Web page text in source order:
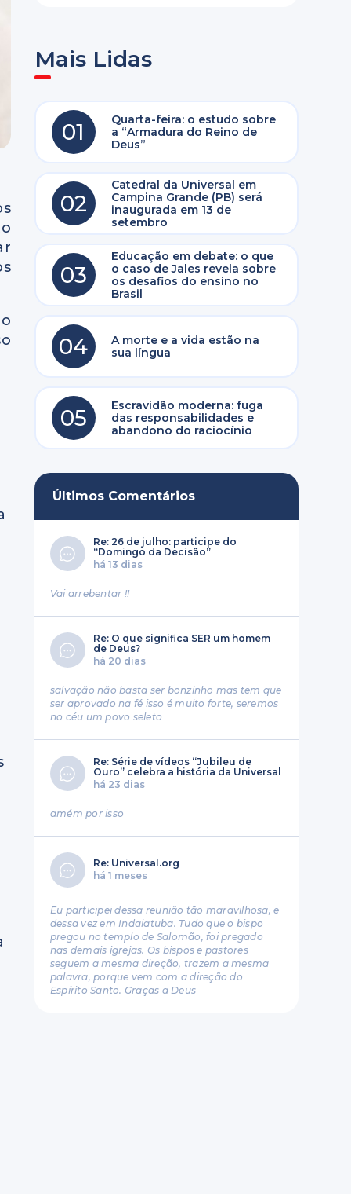
Mais Lidas
01
Quarta-feira: o estudo sobre
a “Armadura do Reino de
Deus”
02
Catedral da Universal em
Campina Grande (PB) será
inaugurada em 13 de
setembro
03
Educação em debate: o que
o caso de Jales revela sobre
os desafios do ensino no
Brasil
04
A morte e a vida estão na
sua língua
05
Escravidão moderna: fuga
das responsabilidades e
abandono do raciocínio
Últimos Comentários
Re: 26 de julho: participe do
“Domingo da Decisão”
há 13 dias
Vai arrebentar !!
Re: O que significa SER um homem
de Deus?
há 20 dias
salvação não basta ser bonzinho mas tem que
ser aprovado na fé isso é muito forte, seremos
no céu um povo seleto
Re: Série de vídeos “Jubileu de
Ouro” celebra a história da Universal
há 23 dias
amém por isso
Re: Universal.org
há 1 meses
Eu participei dessa reunião tão maravilhosa, e
dessa vez em Indaiatuba. Tudo que o bispo
pregou no templo de Salomão, foi pregado
nas demais igrejas. Os bispos e pastores
seguem a mesma direção, trazem a mesma
palavra, porque vem com a direção do
Espírito Santo. Graças a Deus